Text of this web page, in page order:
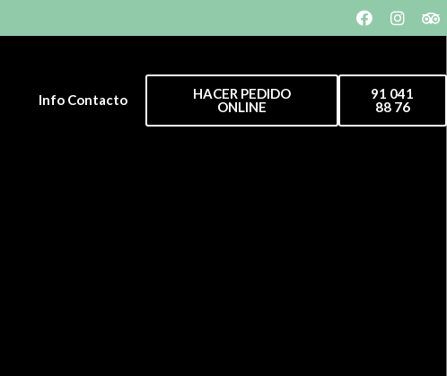
Info Contacto
HACER PEDIDO
ONLINE
91 041
88 76